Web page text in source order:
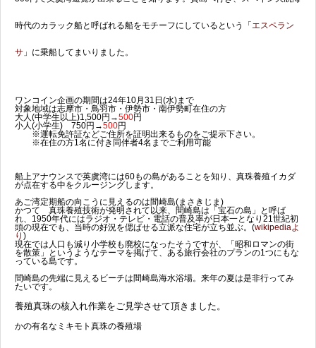
時代のカラック船と呼ばれる船をモチーフにしているという「 エスペラン
サ 」に乗船してまいりました。
ワンコイン企画の期間は24年10月31日(水)まで
対象地域は志摩市・鳥羽市・伊勢市・南伊勢町在住の方
大人(中学生以上)1,500円→500円
小人(小学生) 750円→500円
※運転免許証などご住所を証明出来るものをご提示下さい。
※在住の方1名に付き同伴者4名までご利用可能
船上アナウンスで英虞湾には60もの島があることを知り、真珠養殖イカダ
が点在する中をクルージングします。
あご湾定期船の向こうに見えるのは間崎島(まさきじま)
かつて 真珠養殖技術が発明されて以来、間崎島は「宝石の島」と呼ば
れ、1950年代にはラジオ・テレビ・電話の普及率が日本一となり21世紀初
頭の現在でも、当時の好況を偲ばせる立派な住宅が立ち並ぶ。(wikipediaよ
り )
現在では人口も減り小学校も廃校になったそうですが、「昭和ロマンの街
を散策」というようなテーマを掲げて、ある旅行会社のプランの1つにもな
っている島です。
間崎島の先端に見えるビーチは間崎島海水浴場。来年の夏は是非行ってみ
たいです。
養殖真珠の核入れ作業をご見学させて頂きました。
かの有名なミキモト真珠の養殖場